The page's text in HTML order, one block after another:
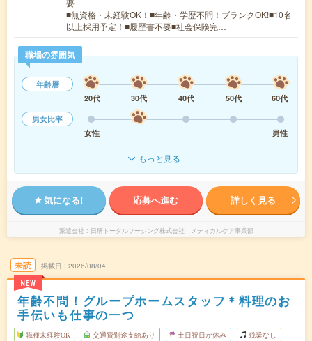
要
■無資格・未経験OK！■年齢・学歴不問！ブランクOK!■10名
以上採用予定！■履歴書不要■社会保険完…
職場の雰囲気
年齢層
20代
30代 40代 50代
60代
男女比率
女性
男性
もっと見る
気になる! 応募へ進む 詳しく見る
派遣会社 日研トータルソーシング株式会社 メディカルケア事業部
未読
NEW
掲載日 2026/08/04
年齢不問！グループホームスタッフ＊料理のお
手伝いも仕事の一つ
職種未経験OK 交通費別途支給あり 土日祝日が休み 残業なし